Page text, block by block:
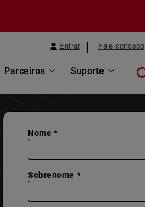
Entrar Fale conosco
Parceiros Suporte
Nome *
Sobrenome *